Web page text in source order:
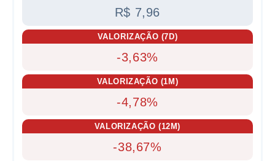
R$ 7,96
VALORIZAÇÃO (7D)
-3,63%
VALORIZAÇÃO (1M)
-4,78%
VALORIZAÇÃO (12M)
-38,67%